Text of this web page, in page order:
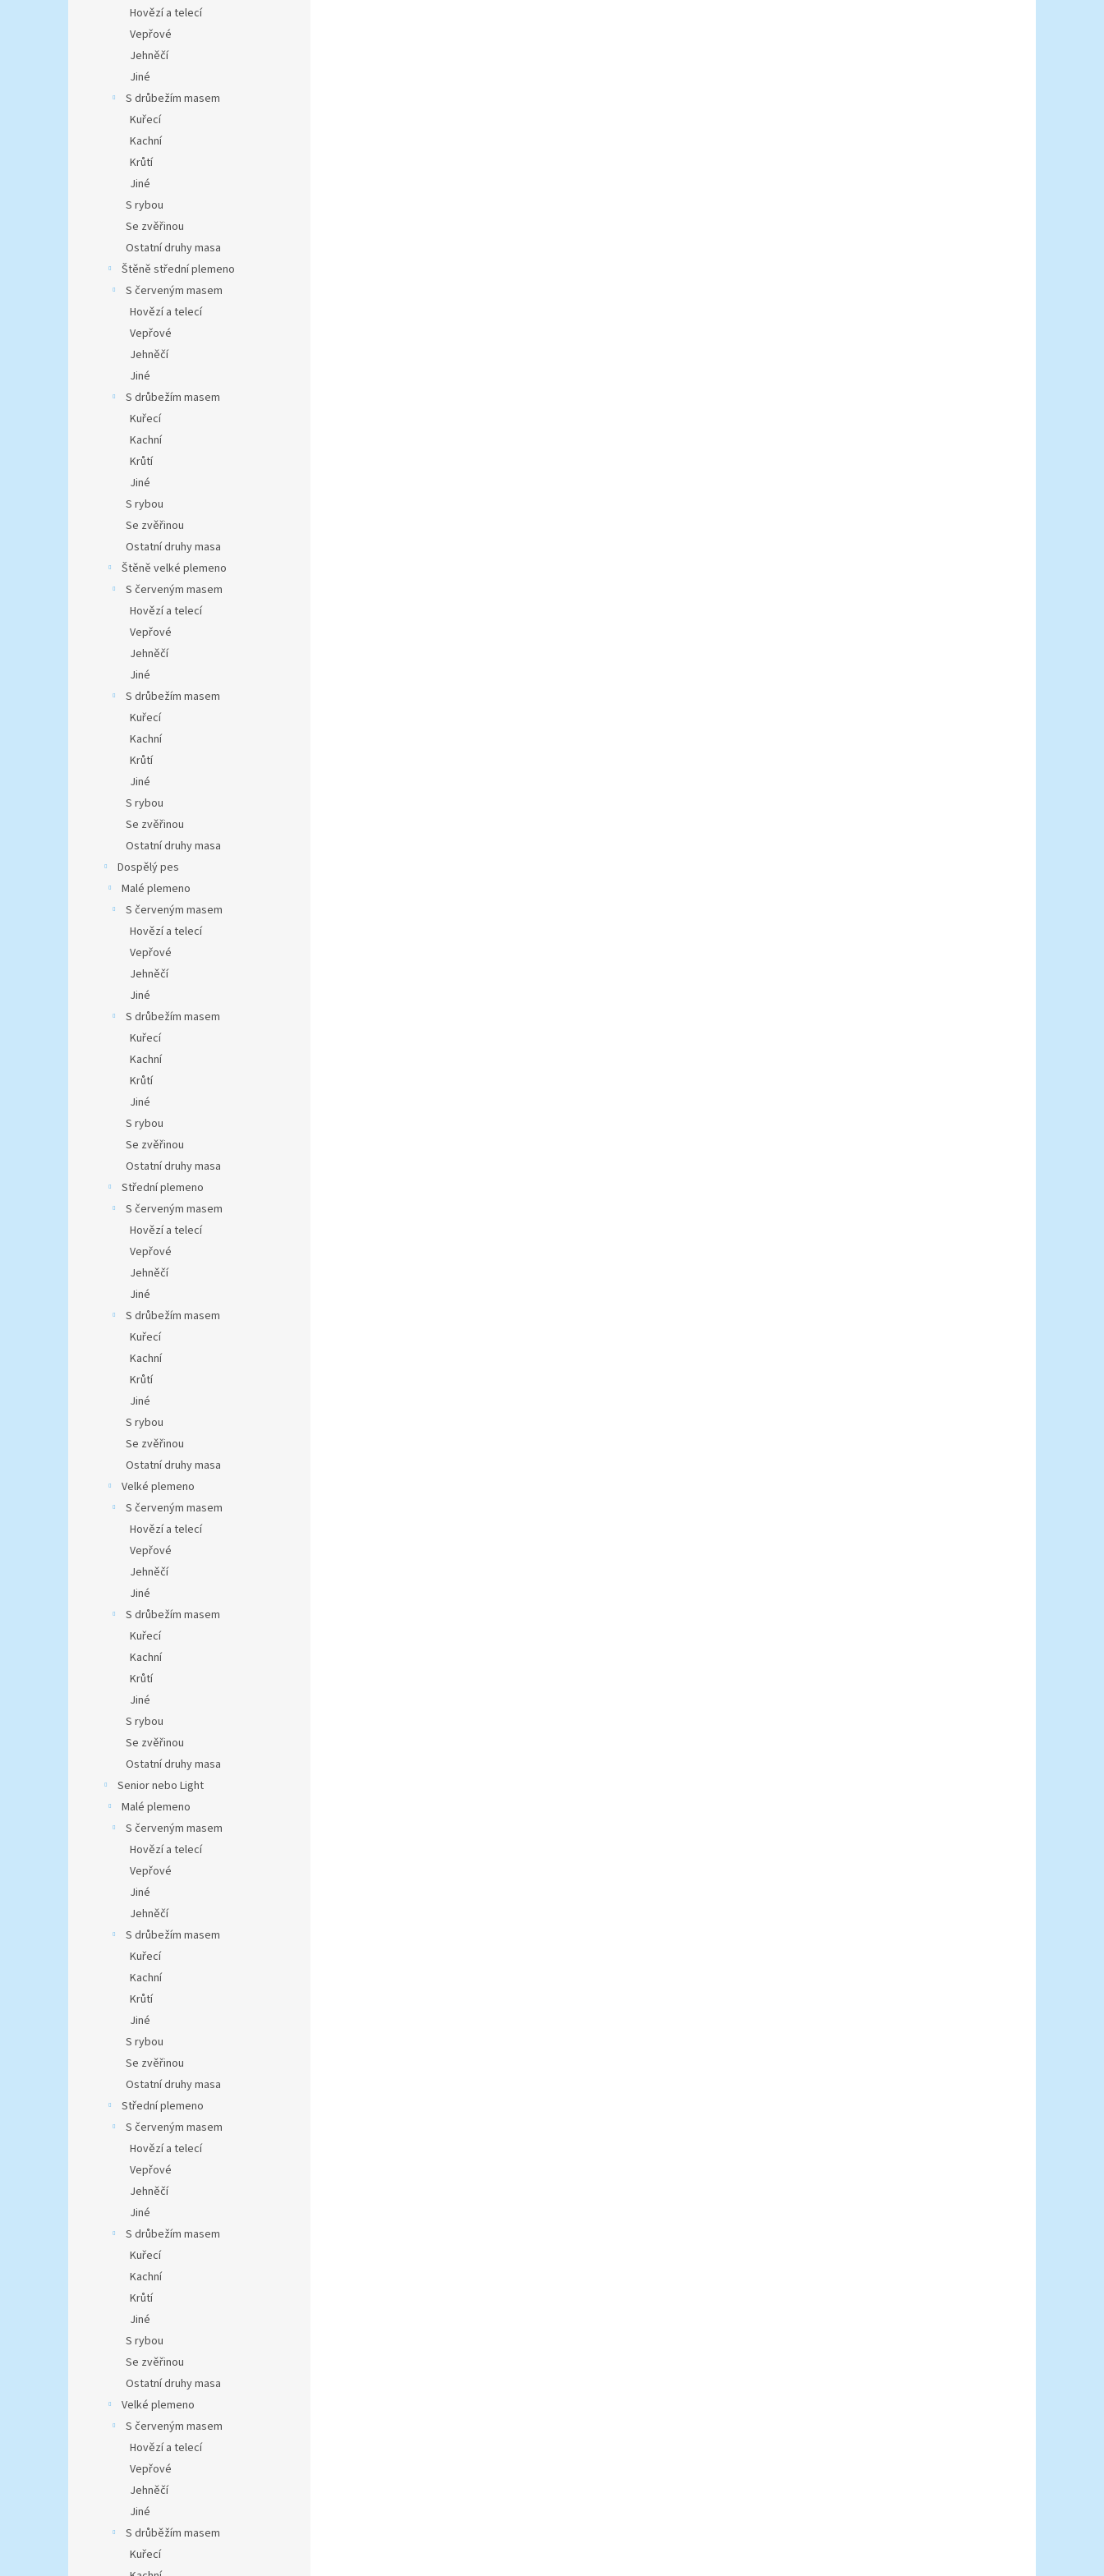
Hovězí a telecí
Vepřové
Jehněčí
Jiné
S drůbežím masem
Kuřecí
Kachní
Krůtí
Jiné
S rybou
Se zvěřinou
Ostatní druhy masa
Štěně střední plemeno
S červeným masem
Hovězí a telecí
Vepřové
Jehněčí
Jiné
S drůbežím masem
Kuřecí
Kachní
Krůtí
Jiné
S rybou
Se zvěřinou
Ostatní druhy masa
Štěně velké plemeno
S červeným masem
Hovězí a telecí
Vepřové
Jehněčí
Jiné
S drůbežím masem
Kuřecí
Kachní
Krůtí
Jiné
S rybou
Se zvěřinou
Ostatní druhy masa
Dospělý pes
Malé plemeno
S červeným masem
Hovězí a telecí
Vepřové
Jehněčí
Jiné
S drůbežím masem
Kuřecí
Kachní
Krůtí
Jiné
S rybou
Se zvěřinou
Ostatní druhy masa
Střední plemeno
S červeným masem
Hovězí a telecí
Vepřové
Jehněčí
Jiné
S drůbežím masem
Kuřecí
Kachní
Krůtí
Jiné
S rybou
Se zvěřinou
Ostatní druhy masa
Velké plemeno
S červeným masem
Hovězí a telecí
Vepřové
Jehněčí
Jiné
S drůbežím masem
Kuřecí
Kachní
Krůtí
Jiné
S rybou
Se zvěřinou
Ostatní druhy masa
Senior nebo Light
Malé plemeno
S červeným masem
Hovězí a telecí
Vepřové
Jiné
Jehněčí
S drůbežím masem
Kuřecí
Kachní
Krůtí
Jiné
S rybou
Se zvěřinou
Ostatní druhy masa
Střední plemeno
S červeným masem
Hovězí a telecí
Vepřové
Jehněčí
Jiné
S drůbežím masem
Kuřecí
Kachní
Krůtí
Jiné
S rybou
Se zvěřinou
Ostatní druhy masa
Velké plemeno
S červeným masem
Hovězí a telecí
Vepřové
Jehněčí
Jiné
S drůběžím masem
Kuřecí